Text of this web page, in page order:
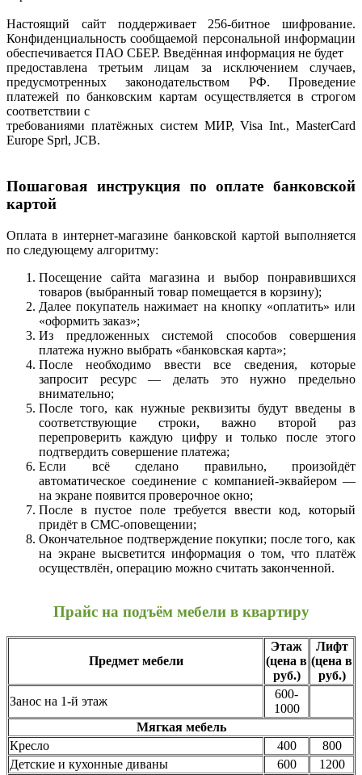
Настоящий сайт поддерживает 256-битное шифрование.
Конфиденциальность сообщаемой персональной информации
обеспечивается ПАО СБЕР. Введённая информация не будет
предоставлена третьим лицам за исключением случаев,
предусмотренных законодательством РФ. Проведение
платежей по банковским картам осуществляется в строгом
соответствии с
требованиями платёжных систем МИР, Visa Int., MasterCard
Europe Sprl, JCB.
Пошаговая инструкция по оплате банковской
картой
Оплата в интернет-магазине банковской картой выполняется
по следующему алгоритму:
Посещение сайта магазина и выбор понравившихся
товаров (выбранный товар помещается в корзину);
Далее покупатель нажимает на кнопку «оплатить» или
«оформить заказ»;
Из предложенных системой способов совершения
платежа нужно выбрать «банковская карта»;
После необходимо ввести все сведения, которые
запросит ресурс — делать это нужно предельно
внимательно;
После того, как нужные реквизиты будут введены в
соответствующие строки, важно второй раз
перепроверить каждую цифру и только после этого
подтвердить совершение платежа;
Если всё сделано правильно, произойдёт
автоматическое соединение с компанией-эквайером —
на экране появится проверочное окно;
После в пустое поле требуется ввести код, который
придёт в СМС-оповещении;
Окончательное подтверждение покупки; после того, как
на экране высветится информация о том, что платёж
осуществлён, операцию можно считать законченной.
Прайс на подъём мебели в квартиру
Предмет мебели
Этаж
(цена в
руб.)
Лифт
(цена в
руб.)
Занос на 1-й этаж
600-
1000
Мягкая мебель
Кресло
400
800
Детские и кухонные диваны
600
1200